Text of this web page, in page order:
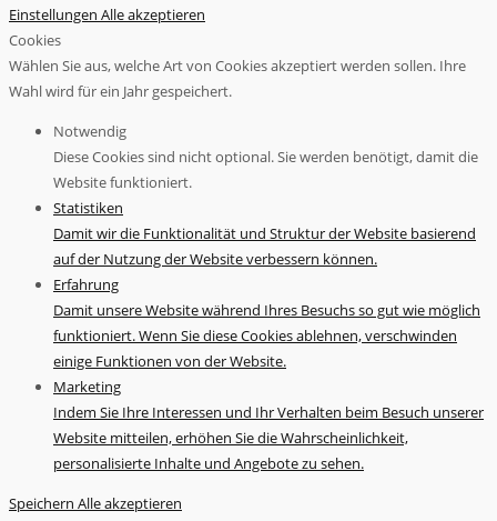
Einstellungen Alle akzeptieren
Cookies
Wählen Sie aus, welche Art von Cookies akzeptiert werden sollen. Ihre
Wahl wird für ein Jahr gespeichert.
Notwendig
Diese Cookies sind nicht optional. Sie werden benötigt, damit die
Website funktioniert.
Statistiken
Damit wir die Funktionalität und Struktur der Website basierend
auf der Nutzung der Website verbessern können.
Erfahrung
Damit unsere Website während Ihres Besuchs so gut wie möglich
funktioniert. Wenn Sie diese Cookies ablehnen, verschwinden
einige Funktionen von der Website.
Marketing
Indem Sie Ihre Interessen und Ihr Verhalten beim Besuch unserer
Website mitteilen, erhöhen Sie die Wahrscheinlichkeit,
personalisierte Inhalte und Angebote zu sehen.
Speichern Alle akzeptieren